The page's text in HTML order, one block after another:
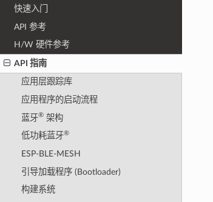
快速入门
API 参考
H/W 硬件参考
API 指南
应用层跟踪库
应用程序的启动流程
蓝牙®架构
低功耗蓝牙®
ESP-BLE-MESH
引导加载程序 (Bootloader)
构建系统